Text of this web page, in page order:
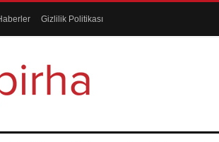
Gizlilik Politikası